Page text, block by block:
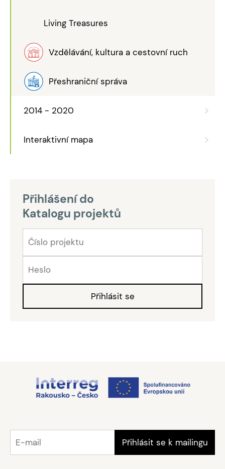
Living Treasures
Vzdělávání, kultura a cestovní ruch
Přeshraniční správa
2014 - 2020
Interaktivní mapa
Přihlášení do
Katalogu projektů